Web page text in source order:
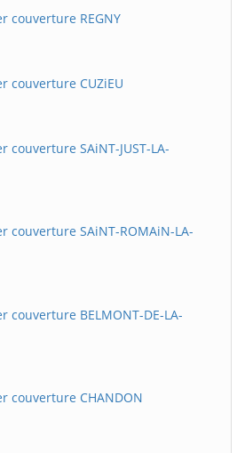
couverture REGNY
couverture CUZiEU
couverture SAiNT-JUST-LA-
couverture SAiNT-ROMAiN-LA-
couverture BELMONT-DE-LA-
couverture CHANDON